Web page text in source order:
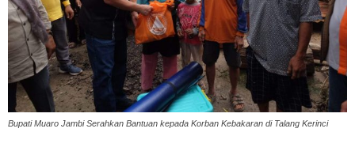
Bupati Muaro Jambi Serahkan Bantuan kepada Korban Kebakaran di Talang Kerinci